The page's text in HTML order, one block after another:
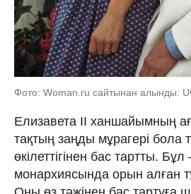
Фото: Woman.ru сайтынан алынды:
Елизавета II ханшайымның
тақтың заңды мұрагері бола
өкілеттігінен бас тартты.
монархиясында орын алған